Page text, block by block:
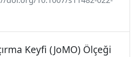
Keyfi (JoMO) Ölçeği